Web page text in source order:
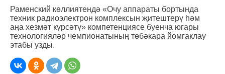
Раменский көллиятендә «Очу аппараты бортында
техник радиоэлектрон комплексын җитештерү һәм
аңа хезмәт күрсәтү» компетенциясе буенча югары
технологияләр чемпионатының төбәкара йомгаклау
этабы узды.